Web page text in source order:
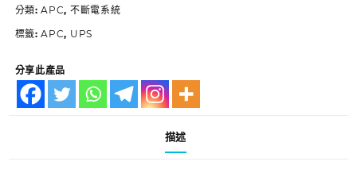
分類:APC, 不斷電系統
標籤:APC, UPS
分享此產品
描述